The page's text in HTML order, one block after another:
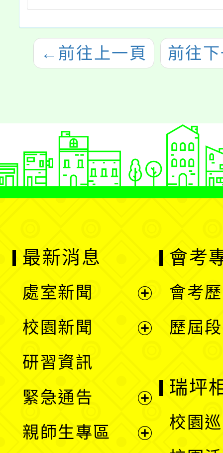
← 前往上一頁 前往
最新消息
處室新聞
單
校園新聞
選
單
研習資訊
緊急通告
親師生專區
會考
會考
歷屆
瑞坪
校園